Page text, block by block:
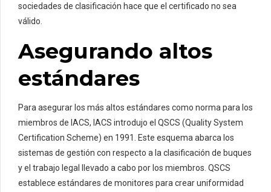
sociedades de clasificación hace que el certificado no sea
válido.
Asegurando altos
estándares
Para asegurar los más altos estándares como norma para los
miembros de IACS, IACS introdujo el QSCS (Quality System
Certification Scheme) en 1991. Este esquema abarca los
sistemas de gestión con respecto a la clasificación de buques
y el trabajo legal llevado a cabo por los miembros. QSCS
establece estándares de monitores para crear uniformidad